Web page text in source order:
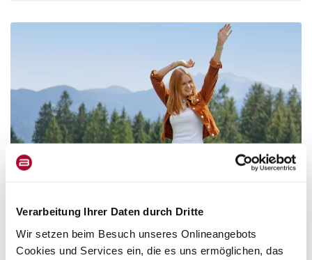
Verarbeitung Ihrer Daten durch Dritte
Wir setzen beim Besuch unseres Onlineangebots
Cookies und Services ein, die es uns ermöglichen, das
Témoignage